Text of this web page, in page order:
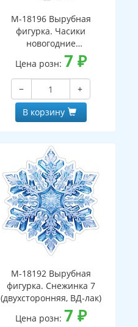
М-18196 Вырубная
фигурка. Часики
новогодние
(двухсторонняя, ВД-лак)
Цена розн: 7 ₽
−
+
В корзину
М-18192 Вырубная
фигурка. Снежинка 7
(двухсторонняя, ВД-лак)
Цена розн: 7 ₽